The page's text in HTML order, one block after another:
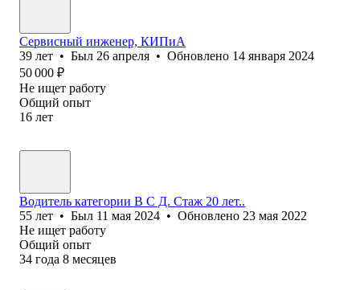
Сервисный инженер, КИПиА
39 лет • Был 26 апреля • Обновлено 14 января 2024
50 000 ₽
Не ищет работу
Общий опыт
16 лет
Водитель категории В С Д. Стаж 20 лет..
55 лет • Был 11 мая 2024 • Обновлено 23 мая 2022
Не ищет работу
Общий опыт
34 года 8 месяцев